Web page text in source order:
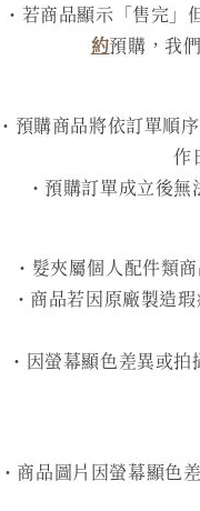
・若商品顯示「售完
約預購，我
・預購商品將依訂單順
作
・預購訂單成立後
・髮夾屬個人配件類
・商品若因原廠製造
・因螢幕顯色差異或
・商品圖片因螢幕顯色